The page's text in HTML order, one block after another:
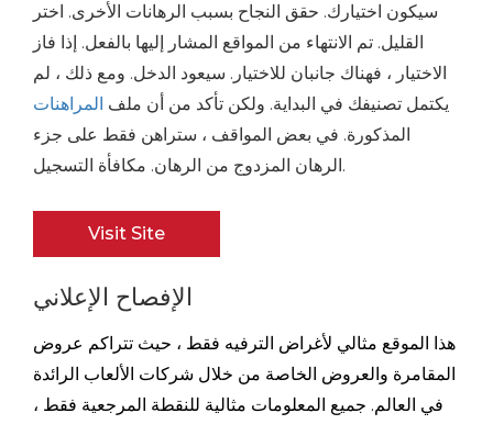
سيكون اختيارك. حقق النجاح بسبب الرهانات الأخرى. اختر
القليل. تم الانتهاء من المواقع المشار إليها بالفعل. إذا فاز
الاختيار ، فهناك جانبان للاختيار. سيعود الدخل. ومع ذلك ، لم
يكتمل تصنيفك في البداية. ولكن تأكد من أن ملف المراهنات
المذكورة. في بعض المواقف ، ستراهن فقط على جزء
الرهان المزدوج من الرهان. مكافأة التسجيل.
Visit Site
الإفصاح الإعلاني
هذا الموقع مثالي لأغراض الترفيه فقط ، حيث تتراكم عروض
المقامرة والعروض الخاصة من خلال شركات الألعاب الرائدة
في العالم. جميع المعلومات مثالية للنقطة المرجعية فقط ،